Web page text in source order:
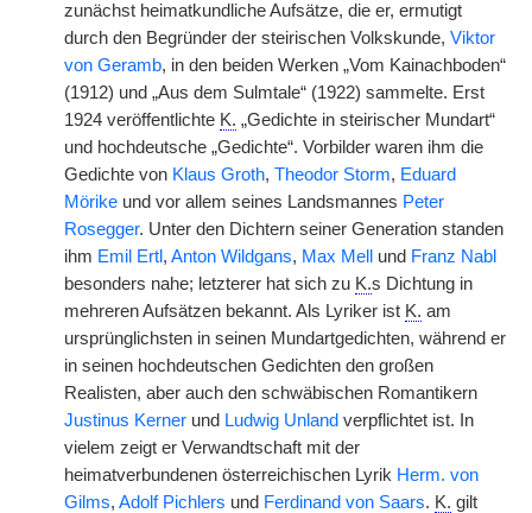
zunächst heimatkundliche Aufsätze, die er, ermutigt
durch den Begründer der steirischen Volkskunde, Viktor
von Geramb, in den beiden Werken „Vom Kainachboden“
(1912) und „Aus dem Sulmtale“ (1922) sammelte. Erst
1924 veröffentlichte K. „Gedichte in steirischer Mundart“
und hochdeutsche „Gedichte“. Vorbilder waren ihm die
Gedichte von Klaus Groth, Theodor Storm, Eduard
Mörike und vor allem seines Landsmannes Peter
Rosegger. Unter den Dichtern seiner Generation standen
ihm Emil Ertl , Anton Wildgans, Max Mell und Franz Nabl
besonders nahe; letzterer hat sich zu K.s Dichtung in
mehreren Aufsätzen bekannt. Als Lyriker ist K. am
ursprünglichsten in seinen Mundartgedichten, während er
in seinen hochdeutschen Gedichten den großen
Realisten, aber auch den schwäbischen Romantikern
Justinus Kerner und Ludwig Unland verpflichtet ist. In
vielem zeigt er Verwandtschaft mit der
heimatverbundenen österreichischen Lyrik Herm. von
Gilms, Adolf Pichlers und Ferdinand von Saars. K. gilt